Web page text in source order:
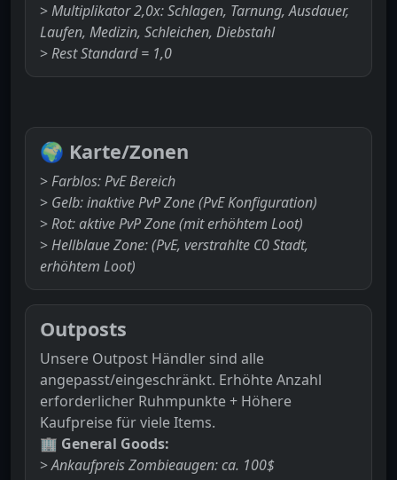
>Multiplikator 2,0x: Schlagen, Tarnung, Ausdauer,
Laufen, Medizin, Schleichen, Diebstahl
>Rest Standard = 1,0
🌍 Karte/Zonen
>Farblos: PvE Bereich
> Gelb: inaktive PvP Zone (PvE Konfiguration)
>Rot: aktive PvP Zone (mit erhöhtem Loot)
>Hellblaue Zone: (PvE, verstrahlte C0 Stadt,
erhöhtem Loot)
Outposts
Unsere Outpost Händler sind alle
angepasst/eingeschränkt. Erhöhte Anzahl
erforderlicher Ruhmpunkte + Höhere
Kaufpreise für viele Items.
🏢 General Goods:
>Ankaufpreis Zombieaugen: ca. 100$